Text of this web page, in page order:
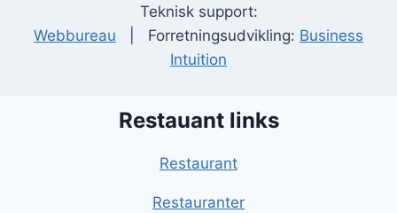
Teknisk support:
Webbureau | Forretningsudvikling: Business
Intuition
Restauant links
Restaurant
Restauranter